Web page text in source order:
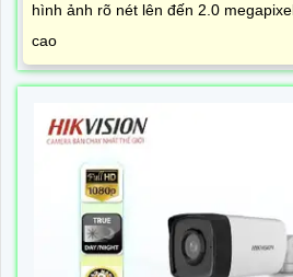
hình ảnh rõ nét lên đến 2.0
cao